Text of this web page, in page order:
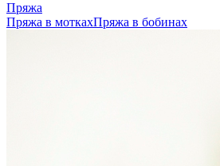
Пряжа
Пряжа в моткахПряжа в бобинах